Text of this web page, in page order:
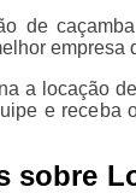
de
a locação
e receba
sobre